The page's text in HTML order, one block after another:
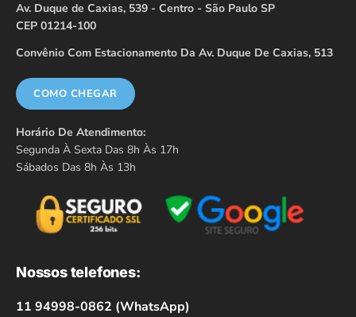
Av. Duque de Caxias, 539 - Centro - São Paulo SP
CEP 01214-100
Convênio Com Estacionamento Da Av. Duque De Caxias, 513
COMO CHEGAR
Horário De Atendimento:
Segunda À Sexta Das 8h Às 17h
Sábados Das 8h Às 13h
Nossos telefones:
11 94998-0862 (WhatsApp)